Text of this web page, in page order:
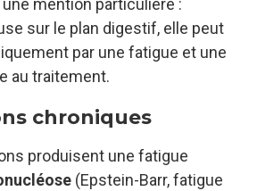
mention particulière :
sur le plan digestif, elle peut
par une fatigue et une
au traitement.
chroniques
produisent une fatigue
(Epstein-Barr, fatigue